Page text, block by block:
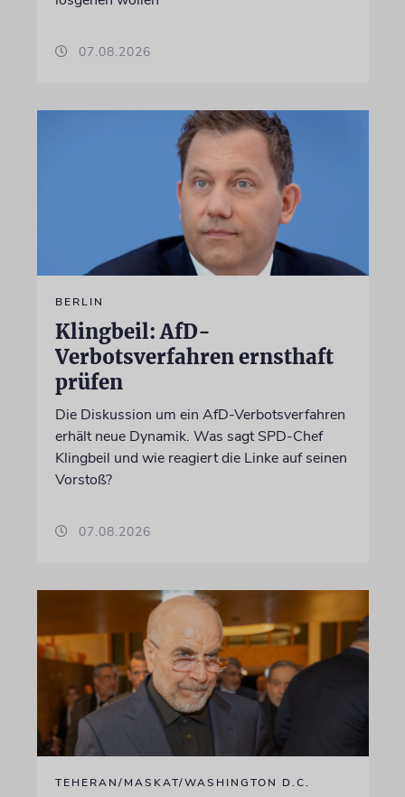
07.08.2026
BERLIN
Klingbeil: AfD-
Verbotsverfahren ernsthaft
prüfen
Die Diskussion um ein AfD-Verbotsverfahren
erhält neue Dynamik. Was sagt SPD-Chef
Klingbeil und wie reagiert die Linke auf seinen
Vorstoß?
07.08.2026
TEHERAN/MASKAT/WASHINGTON D.C.